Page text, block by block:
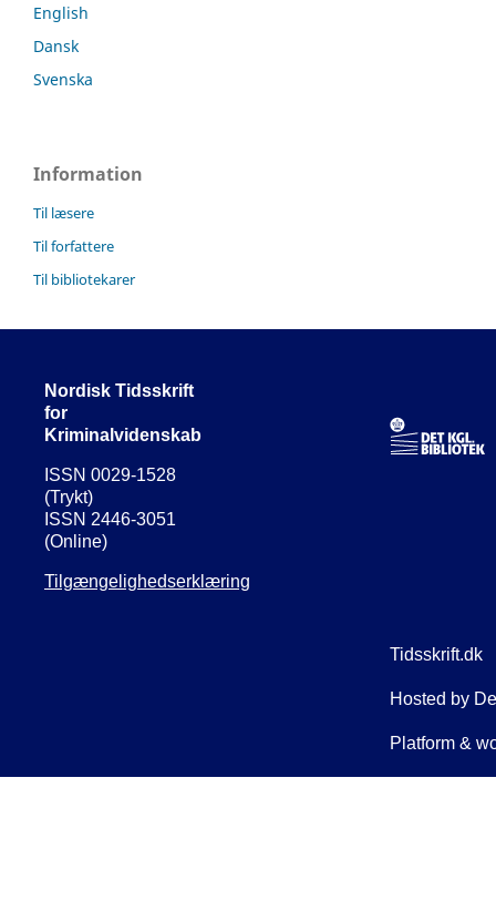
English
Dansk
Svenska
Information
Til læsere
Til forfattere
Til bibliotekarer
Nordisk Tidsskrift
for
Kriminalvidenskab
ISSN 0029-1528
(Trykt)
ISSN 2446-3051
(Online)
Tilgængelighedserklæring